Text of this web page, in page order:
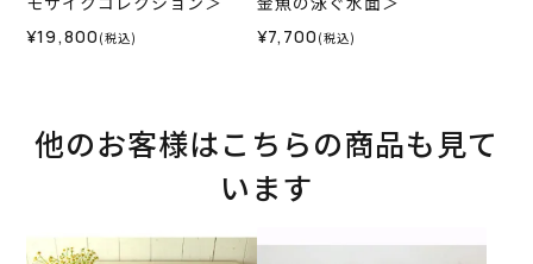
¥19,800 (税込) ¥7,700 (税込)
他のお客様はこちらの商品も見て
います